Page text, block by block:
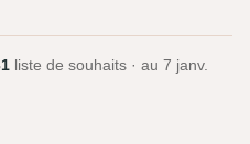
liste de souhaits · au 7 janv.